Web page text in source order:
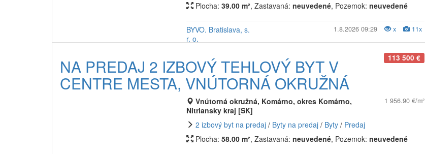
Plocha:39.00 m², Zastavaná:neuvedené, Pozemok:neuvedené
BYVO. Bratislava, s.
r. o.
1.8.2026 09:29 x 11x
NA PREDAJ 2 IZBOVÝ TEHLOVÝ BYT V
CENTRE MESTA, VNÚTORNÁ OKRUŽNÁ
113 500 €
Vnútorná okružná, Komárno, okres Komárno,
Nitriansky kraj [SK]
1 956.90 €/m²
2 izbový byt na predaj / Byty na predaj / Byty / Predaj
Plocha:58.00 m², Zastavaná:neuvedené, Pozemok:neuvedené